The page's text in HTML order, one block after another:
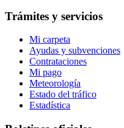
Trámites y servicios
Mi carpeta
Ayudas y subvenciones
Contrataciones
Mi pago
Meteorología
Estado del tráfico
Estadística